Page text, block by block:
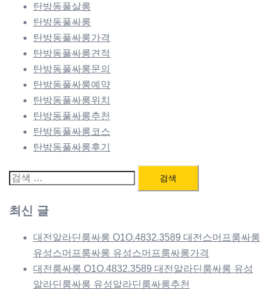
탄방동풀살롱
탄방동풀싸롱
탄방동풀싸롱가격
탄방동풀싸롱견적
탄방동풀싸롱문의
탄방동풀싸롱예약
탄방동풀싸롱위치
탄방동풀싸롱추천
탄방동풀싸롱코스
탄방동풀싸롱후기
검
최신 글
대전알라딘룸싸롱 O1O.4832.3589 대전스머프룸싸롱
유성스머프룸싸롱 유성스머프룸싸롱가격
대전룸싸롱 O1O.4832.3589 대전알라딘룸싸롱 유성
알라딘룸싸롱 유성알라딘룸싸롱추천